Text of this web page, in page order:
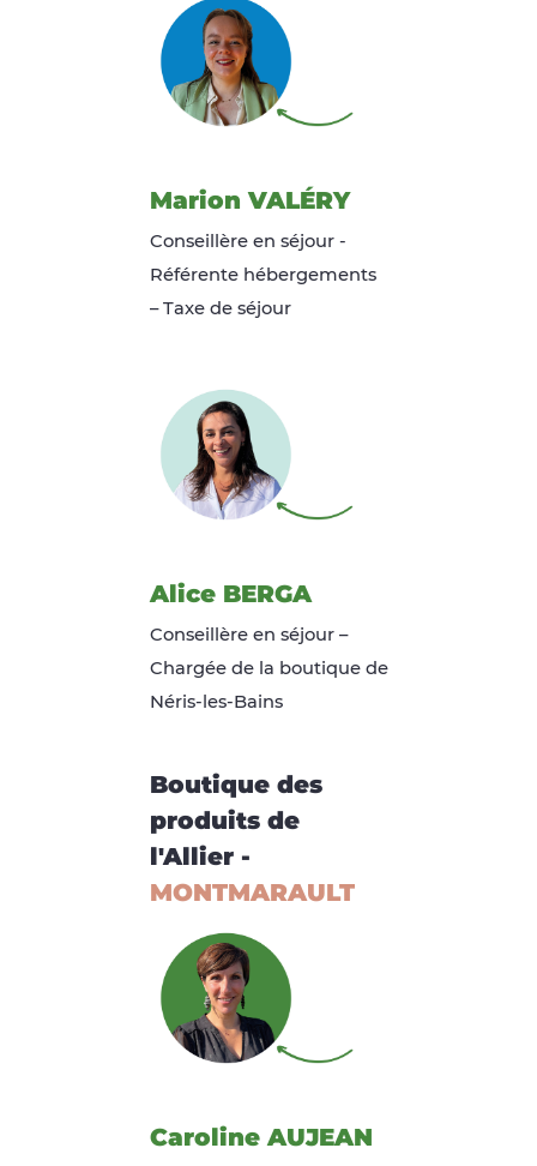
Marion VALÉRY
Conseillère en séjour -
Référente hébergements
– Taxe de séjour
Alice BERGA
Conseillère en séjour –
Chargée de la boutique de
Néris-les-Bains
Boutique des
produits de
l'Allier -
MONTMARAULT
Caroline AUJEAN